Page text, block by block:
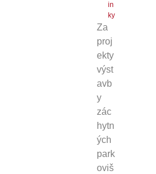
in
ky
Za
proj
ekty
výst
avb
y
zác
hytn
ých
park
oviš